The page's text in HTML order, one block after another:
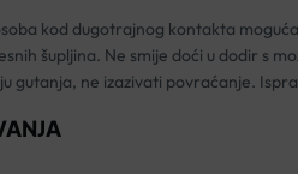
kod dugotrajnog kontakta
šupljina. Ne smije doći u dodir s
gutanja, ne izazivati povraćanje.